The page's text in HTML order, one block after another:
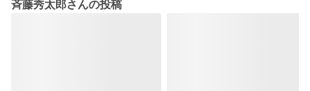
斉藤秀太郎さんの投稿